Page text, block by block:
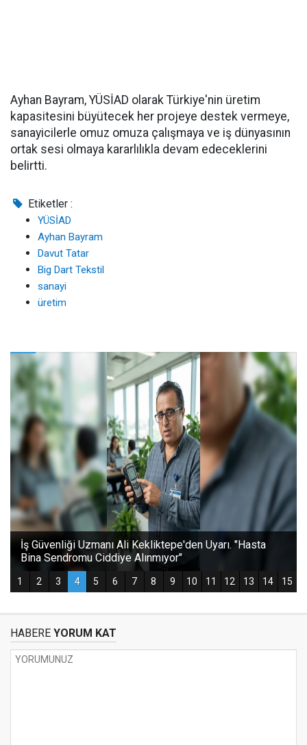
Ayhan Bayram, YÜSİAD olarak Türkiye'nin üretim
kapasitesini büyütecek her projeye destek vermeye,
sanayicilerle omuz omuza çalışmaya ve iş dünyasının
ortak sesi olmaya kararlılıkla devam edeceklerini
belirtti.
Etiketler :
YÜSİAD
Ayhan Bayram
Davut Tatar
Big Dart Tekstil
sanayi
üretim
HABERE YORUM KAT